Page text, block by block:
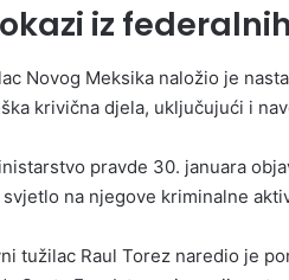
iz
Novog Meksika naložio je
krivična djela, uključujući i
pravde 30. januara
svjetlo na njegove kriminalne
tužilac Raul Torez naredio je